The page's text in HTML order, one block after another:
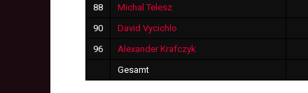
88
Michal Telesz
90
David Vycichlo
96
Alexander Krafczyk
Gesamt